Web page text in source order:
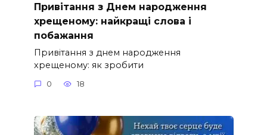
Привітання з Днем народження
хрещеному: найкращі слова і
побажання
Привітання з днем народження
хрещеному: як зробити
0 18